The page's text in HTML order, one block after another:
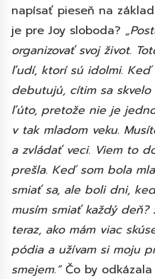
napísať pieseň na
je pre Joy sloboda?
organizovať svoj život.
ľudí, ktorí sú idolmi. Keď
debutujú, cítim sa
ľúto, pretože nie je
v tak mladom veku.
a zvládať veci. Viem to
prešla. Keď som bola
smiať sa, ale boli dni,
musím smiať každý
teraz, ako mám viac
pódia a užívam si moju
smejem.“Čo by